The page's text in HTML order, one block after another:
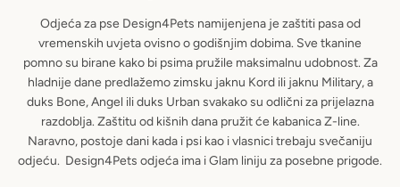
Odjeća za pse Design4Pets namijenjena je zaštiti pasa od
vremenskih uvjeta ovisno o godišnjim dobima. Sve tkanine
pomno su birane kako bi psima pružile maksimalnu udobnost. Za
hladnije dane predlažemo zimsku jaknu Kord ili jaknu Military, a
duks Bone, Angel ili duks Urban svakako su odlični za prijelazna
razdoblja. Zaštitu od kišnih dana pružit će kabanica Z-line.
Naravno, postoje dani kada i psi kao i vlasnici trebaju svečaniju
odjeću. Design4Pets odjeća ima i Glam liniju za posebne prigode.